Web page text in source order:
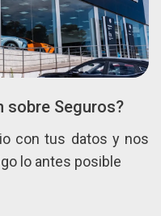
sobre Seguros?
con tus datos y nos
lo antes posible